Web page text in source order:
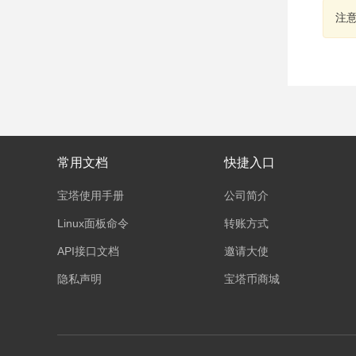
注
常用文档
宝塔使用手册
Linux面板命令
API接口文档
隐私声明
快捷入口
公司简介
转账方式
邀请大使
宝塔币商城